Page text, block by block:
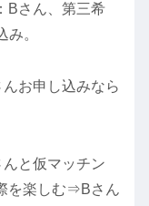
Bさん、第三希
。
お申し込みなら
と仮マッチン
を楽しむ⇒Bさん